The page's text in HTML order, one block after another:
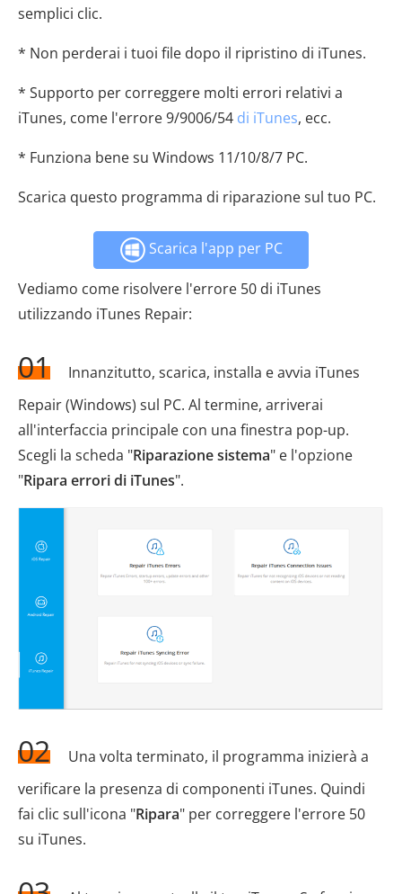
semplici clic.
* Non perderai i tuoi file dopo il ripristino di iTunes.
* Supporto per correggere molti errori relativi a
iTunes, come l'errore 9/9006/54 di iTunes, ecc.
* Funziona bene su Windows 11/10/8/7 PC.
Scarica questo programma di riparazione sul tuo PC.
Scarica l'app per PC
Vediamo come risolvere l'errore 50 di iTunes
utilizzando iTunes Repair:
01
Innanzitutto, scarica, installa e avvia iTunes
Repair (Windows) sul PC. Al termine, arriverai
all'interfaccia principale con una finestra pop-up.
Scegli la scheda "Riparazione sistema" e l'opzione
"Ripara errori di iTunes".
02
Una volta terminato, il programma inizierà a
verificare la presenza di componenti iTunes. Quindi
fai clic sull'icona "Ripara" per correggere l'errore 50
su iTunes.